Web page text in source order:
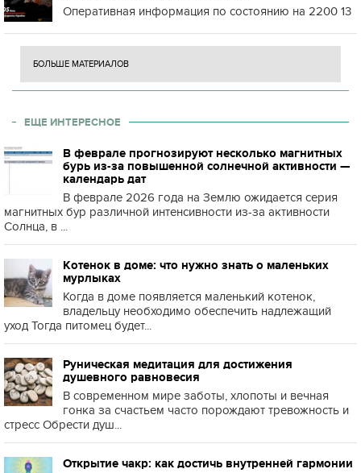
Оперативная информация по состоянию на 2200 13
БОЛЬШЕ МАТЕРИАЛОВ
ЕЩЕ ИНТЕРЕСНОЕ
В феврале прогнозируют несколько магнитных
бурь из-за повышенной солнечной активности —
календарь дат
В феврале 2026 года на Землю ожидается серия
магнитных бур различной интенсивности из-за активности
Солнца, в ...
Котенок в доме: что нужно знать о маленьких
мурлыках
Когда в доме появляется маленький котенок,
владельцу необходимо обеспечить надлежащий
уход Тогда питомец будет...
Руническая медитация для достижения
душевного равновесия
В современном мире заботы, хлопоты и вечная
гонка за счастьем часто порождают тревожность и
стресс Обрести душ...
Открытие чакр: как достичь внутренней гармонии